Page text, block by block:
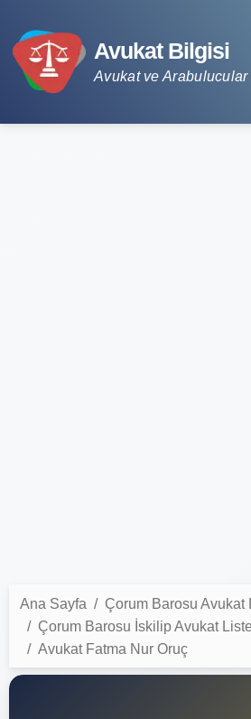
Avukat Bilgisi
Avukat ve Arabulucular
Ana Sayfa
Çorum Barosu Avukat
Çorum Barosu İskilip Avukat
Avukat Fatma Nur Oruç